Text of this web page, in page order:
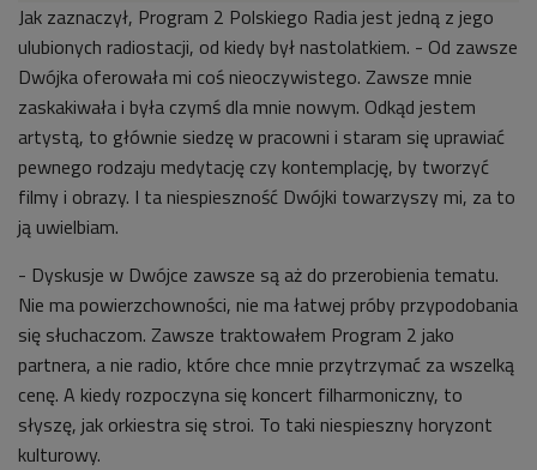
Jak zaznaczył, Program 2 Polskiego Radia jest jedną z jego
ulubionych radiostacji, od kiedy był nastolatkiem. - Od zawsze
Dwójka oferowała mi coś nieoczywistego. Zawsze mnie
zaskakiwała i była czymś dla mnie nowym. Odkąd jestem
artystą, to głównie siedzę w pracowni i staram się uprawiać
pewnego rodzaju medytację czy kontemplację, by tworzyć
filmy i obrazy. I ta niespieszność Dwójki towarzyszy mi, za to
ją uwielbiam.
- Dyskusje w Dwójce zawsze są aż do przerobienia tematu.
Nie ma powierzchowności, nie ma łatwej próby przypodobania
się słuchaczom. Zawsze traktowałem Program 2 jako
partnera, a nie radio, które chce mnie przytrzymać za wszelką
cenę. A kiedy rozpoczyna się koncert filharmoniczny, to
słyszę, jak orkiestra się stroi. To taki niespieszny horyzont
kulturowy.